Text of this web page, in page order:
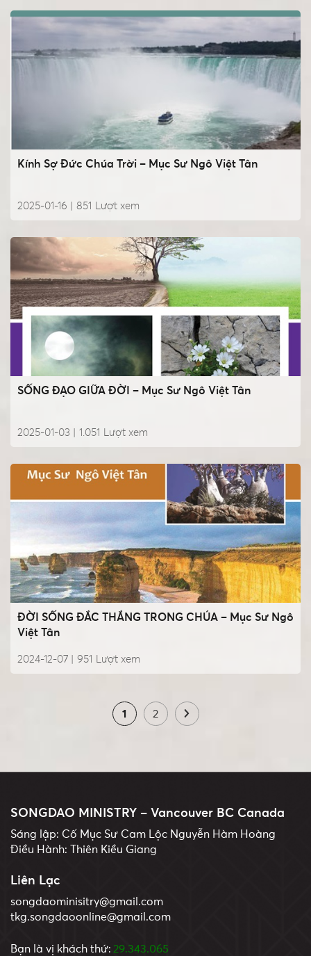
Kính Sợ Đức Chúa Trời – Mục Sư Ngô Việt Tân
2025-01-16 | Lượt xem
851
SỐNG ĐẠO GIỮA ĐỜI – Mục Sư Ngô Việt Tân
2025-01-03 | Lượt xem
1.051
ĐỜI SỐNG ĐẮC THẮNG TRONG CHÚA – Mục Sư Ngô
Việt Tân
2024-12-07 | Lượt xem
951
1 2
SONGDAO MINISTRY – Vancouver BC Canada
Sáng lập: Cố Mục Sư Cam Lộc Nguyễn Hàm Hoàng
Điều Hành: Thiên Kiều Giang
Liên Lạc
songdaominisitry@gmail.com
tkg.songdaoonline@gmail.com
Bạn là vị khách thứ: 29.343.065